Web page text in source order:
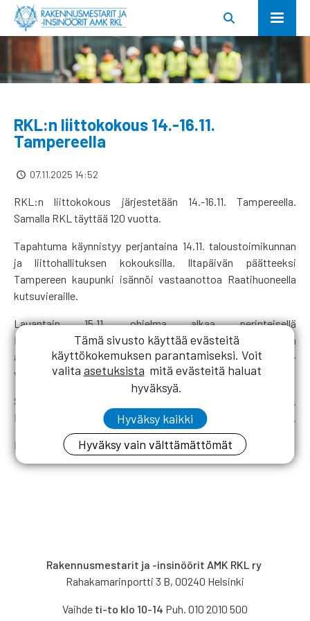
RKL:n liittokokous 14.-16.11.
Tampereella
07.11.2025 14:52
RKL:n liittokokous järjestetään 14.-16.11. Tampereella.
Samalla RKL täyttää 120 vuotta.
Tapahtuma käynnistyy perjantaina 14.11. taloustoimikunnan
ja liittohallituksen kokouksilla. Iltapäivän päätteeksi
Tampereen kaupunki isännöi vastaanottoa Raatihuoneella
kutsuvieraille.
Lauantain 15.11. ohjelma alkaa perinteisellä
Rakennusmestaripäivällä Tampereen
ammattikorkeakoululla. Päivä huipentuu RKL:n 120-
vuotisjuhlaan Tampere-talossa.
Sunnuntaina 16.11. järjestetään varsinainen liittokokous.
Kokouksessa jaetaan myös huomionosoituksia ja palkintoja.
Katso tarkemmat tiedotliittokokoussivulta.
Rakennusmestarit ja -insinöörit AMK RKL ry
Rahakamarinportti 3 B, 00240 Helsinki
Vaihde ti-to klo 10-14 Puh. 010 2010 500
Tämä sivusto käyttää evästeitä
käyttökokemuksen parantamiseksi. Voit
valita asetuksista mitä evästeitä haluat
hyväksyä.
Hyväksy kaikki
Hyväksy vain välttämättömät